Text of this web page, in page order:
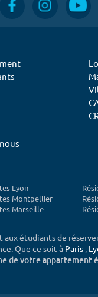
Lyon
Montpellier
Marseille
aux étudiants de
Que ce soit à Paris ,
de votre appartement